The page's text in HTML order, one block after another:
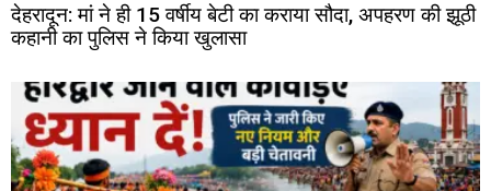
देहरादून: मां ने ही 15 वर्षीय बेटी का कराया सौदा, अपहरण की झूठी
कहानी का पुलिस ने किया खुलासा